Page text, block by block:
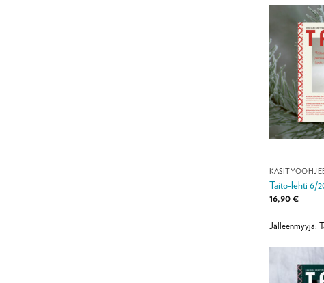
Taito-lehti 6/
16,90€
Jälleenmyyjä: